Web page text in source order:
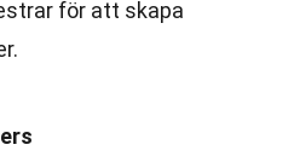
för att skapa